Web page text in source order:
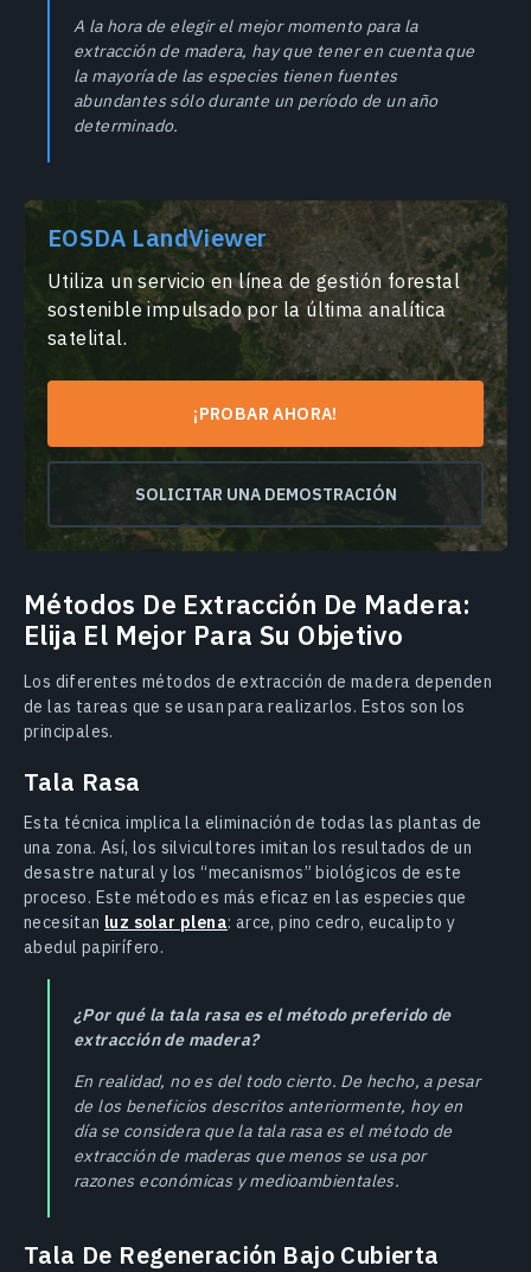
A la hora de elegir el mejor momento para la
extracción de madera, hay que tener en cuenta que
la mayoría de las especies tienen fuentes
abundantes sólo durante un período de un año
determinado.
EOSDA LandViewer
Utiliza un servicio en línea de gestión forestal
sostenible impulsado por la última analítica
satelital.
¡PROBAR AHORA!
SOLICITAR UNA DEMOSTRACIÓN
Métodos De Extracción De Madera:
Elija El Mejor Para Su Objetivo
Los diferentes métodos de extracción de madera dependen
de las tareas que se usan para realizarlos. Estos son los
principales.
Tala Rasa
Esta técnica implica la eliminación de todas las plantas de
una zona. Así, los silvicultores imitan los resultados de un
desastre natural y los “mecanismos” biológicos de este
proceso. Este método es más eficaz en las especies que
necesitan luz solar plena: arce, pino cedro, eucalipto y
abedul papirífero.
¿Por qué la tala rasa es el método preferido de
extracción de madera?
En realidad, no es del todo cierto. De hecho, a pesar
de los beneficios descritos anteriormente, hoy en
día se considera que la tala rasa es el método de
extracción de maderas que menos se usa por
razones económicas y medioambientales.
Tala De Regeneración Bajo Cubierta